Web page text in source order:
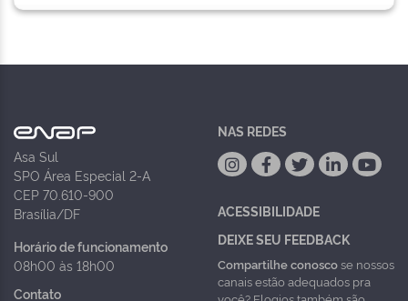
Asa Sul
SPO Área Especial 2-A
CEP 70.610-900
Brasília/DF
Horário de funcionamento
08h00 às 18h00
Contato
NAS REDES
ACESSIBILIDADE
DEIXE SEU FEEDBACK
Compartilhe conoscose nossos
canais estão adequados pra